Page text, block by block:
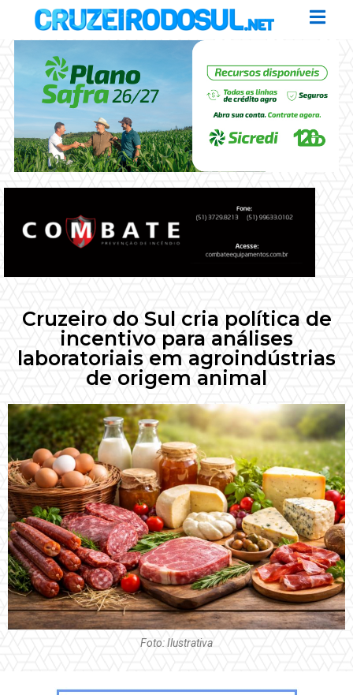
Cruzeiro do Sul cria política de
incentivo para análises
laboratoriais em agroindústrias
de origem animal
Foto: Ilustrativa